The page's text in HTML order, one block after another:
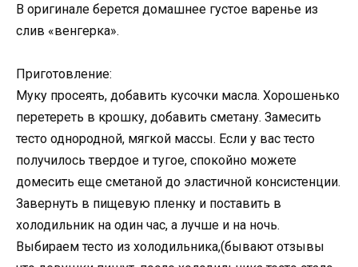
В оригинале берется домашнее густое варенье из
слив «венгерка».
Приготовление:
Муку просеять, добавить кусочки масла. Хорошенько
перетереть в крошку, добавить сметану. Замесить
тесто однородной, мягкой массы. Если у вас тесто
получилось твердое и тугое, спокойно можете
домесить еще сметаной до эластичной консистенции.
Завернуть в пищевую пленку и поставить в
холодильник на один час, а лучше и на ночь.
Выбираем тесто из холодильника,(бывают отзывы